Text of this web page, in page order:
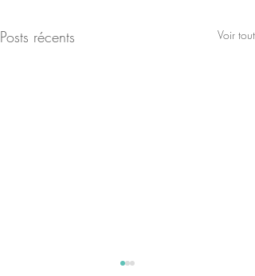
Posts récents Voir tout